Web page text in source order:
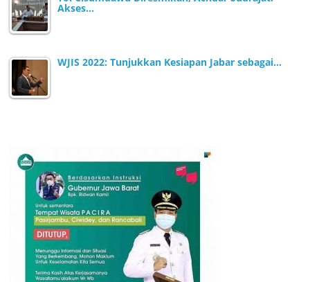
Akses…
WJIS 2022: Tunjukkan Kesiapan Jabar sebagai…